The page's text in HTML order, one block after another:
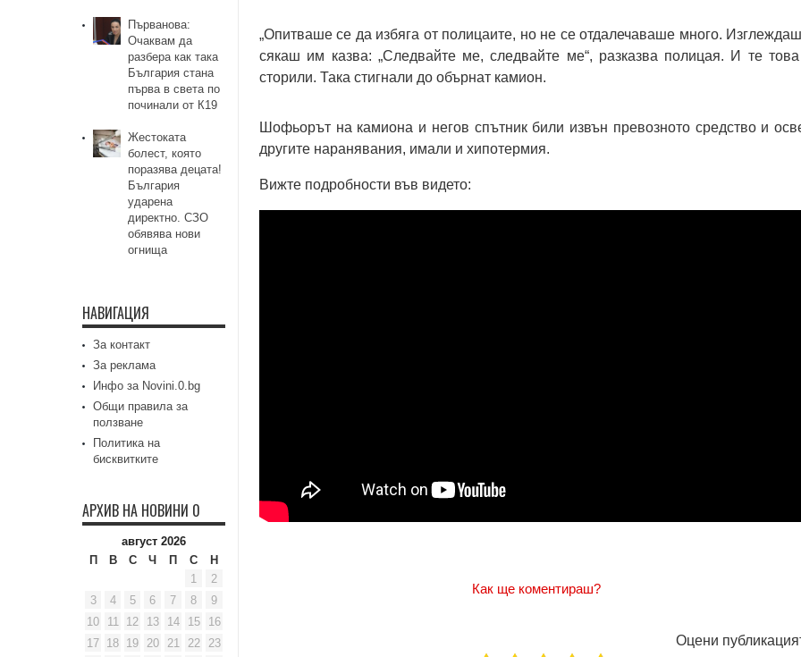
„Опитваше се да избяга от полицаите, но не се отдалечаваше много.
сякаш им казва: „Следвайте ме, следвайте ме“, разказва полицая. И те
сторили. Така стигнали до обърнат камион.
Шофьорът на камиона и негов спътник били извън превозното средство и
другите наранявания, имали и хипотермия.
Вижте подробности във видето:
Как ще коментираш?
Оцени
Първанова:
Очаквам да
разбера как така
България стана
първа в света по
починали от К19
Жестоката
болест, която
поразява децата!
България
ударена
директно. СЗО
обявява нови
огнища
НАВИГАЦИЯ
За контакт
За реклама
Инфо за Novini.0.bg
Общи правила за
ползване
Политика на
бисквитките
АРХИВ НА НОВИНИ 0
август 2026
П
В С Ч П С
Н
1
2
3
4 5 6 7 8
9
10
11 12 13 14 15
16
17 18 19 20 21 22
23